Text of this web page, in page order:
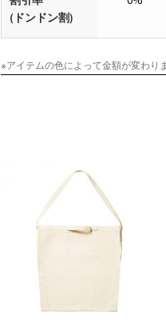
(ドンドン割)
※アイテムの色によって金額が変わり